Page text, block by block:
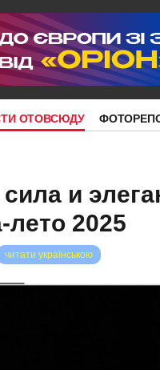
ОТОВСЮДУ
и
лето 2025
читати українською